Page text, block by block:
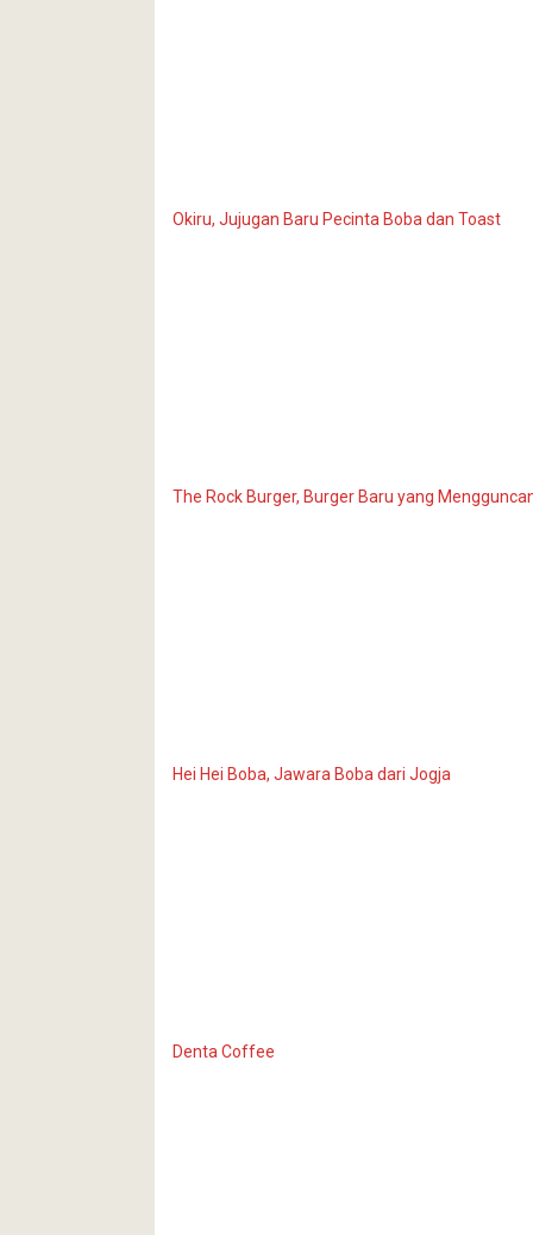
Okiru, Jujugan Baru Pecinta Boba dan Toast
The Rock Burger, Burger Baru yang
Hei Hei Boba, Jawara Boba dari Jogja
Denta Coffee